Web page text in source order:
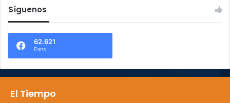
Síguenos
62.621
Fans
El Tiempo